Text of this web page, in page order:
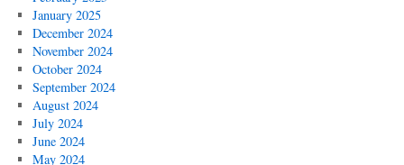
January 2025
December 2024
November 2024
October 2024
September 2024
August 2024
July 2024
June 2024
May 2024